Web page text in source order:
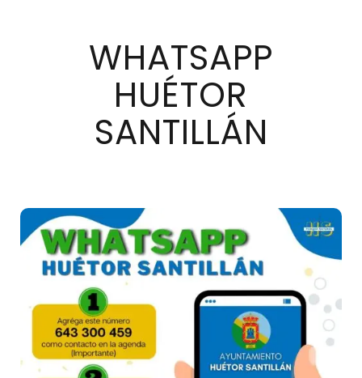
WHATSAPP
HUÉTOR
SANTILLÁN